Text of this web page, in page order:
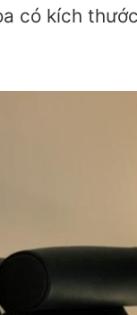
có kích